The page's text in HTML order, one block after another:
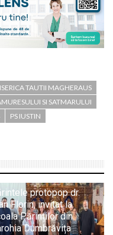
TAUTII MAGHERAUS
SI SATMARULUI
PS IUSTIN
protopop dr.
Florin, invitat la
Părinților din
Dumbrăvița